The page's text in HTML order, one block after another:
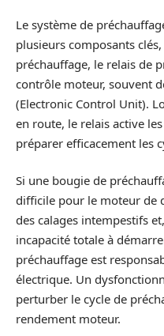
Le système de
plusieurs composants
préchauffage, le relais de
contrôle moteur, souvent
(Electronic Control Unit).
en route, le relais active
préparer efficacement les
Si une bougie de
difficile pour le moteur de
des calages intempestifs
incapacité totale à
préchauffage est
électrique. Un
perturber le cycle de
rendement moteur.